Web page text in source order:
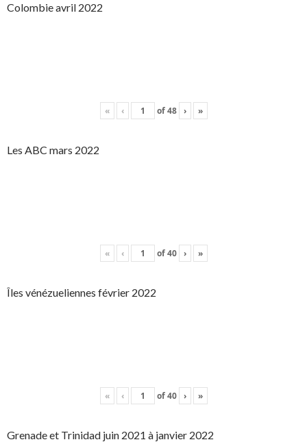
Colombie avril 2022
« ‹ of48 › »
Les ABC mars 2022
« ‹ of40 › »
Îles vénézueliennes février 2022
« ‹ of40 › »
Grenade et Trinidad juin 2021 à janvier 2022